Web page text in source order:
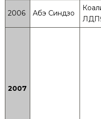
2006 Абэ Синдзо
2007